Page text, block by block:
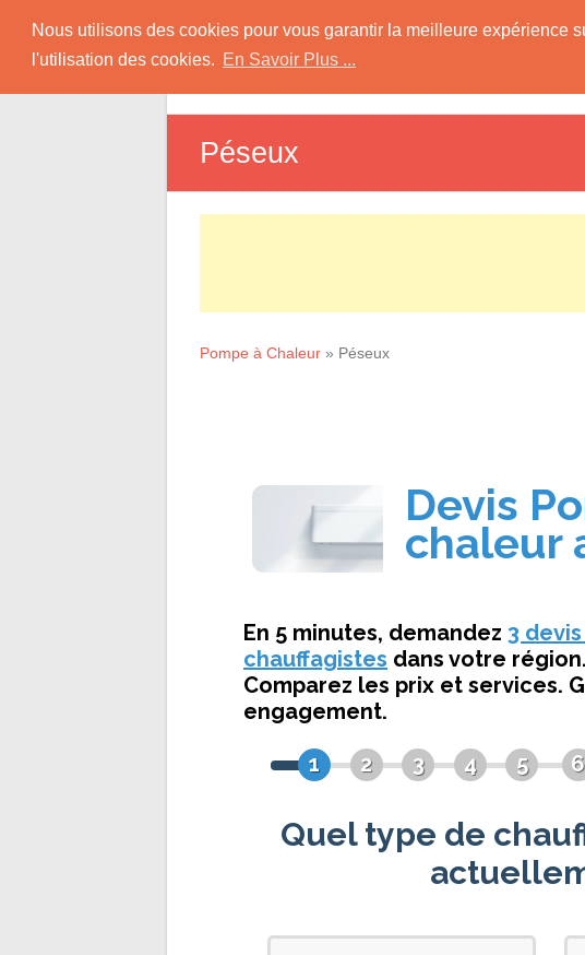
Nous utilisons des cookies pour vous garantir la meilleure expérience
l'utilisation des cookies. En Savoir Plus ...
content
Pompe à Chaleur
Informations sur les Pompes à Chaleur
Péseux
Pompe à Chaleur » Péseux